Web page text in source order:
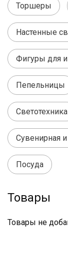
Торшеры
Настенные
Фигуры для
Пепельницы
Светотехника
Сувенирная
Посуда
Товары
Товары не